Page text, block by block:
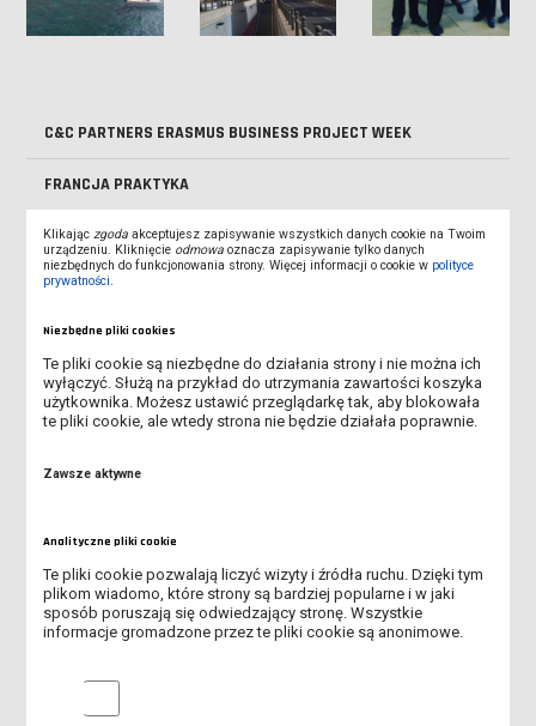
C&C PARTNERS ERASMUS BUSINESS PROJECT WEEK
FRANCJA PRAKTYKA
HISZPANIA 2016
HOCHSCHULE BREMEN
SAXION ENSCHEDE HOLANDIA
SPOTKANIE Z WYKŁADOWCAMI Z UKRAINY
GOŚĆ Z SAXION ENSCHEDE Z WIZYTĄ W LESZNIE
WYSPY KANARYJSKIE PRAKTYKA
WIZYTA W LESZNIE - SPLIT
Klikajączgoda akceptujesz zapisywanie wszystkich danych cookie na Twoim
urządzeniu. Kliknięcie odmowa oznacza zapisywanie tylko danych
niezbędnych do funkcjonowania strony. Więcej informacji o cookie w polityce
prywatności.
Niezbędne pliki cookies
Te pliki cookie są niezbędne do działania strony i nie można ich
wyłączyć. Służą na przykład do utrzymania zawartości koszyka
użytkownika. Możesz ustawić przeglądarkę tak, aby blokowała
te pliki cookie, ale wtedy strona nie będzie działała poprawnie.
Zawsze aktywne
Analityczne pliki cookie
Te pliki cookie pozwalają liczyć wizyty i źródła ruchu. Dzięki tym
plikom wiadomo, które strony są bardziej popularne i w jaki
sposób poruszają się odwiedzający stronę. Wszystkie
informacje gromadzone przez te pliki cookie są anonimowe.
Analityczne pliki cookie